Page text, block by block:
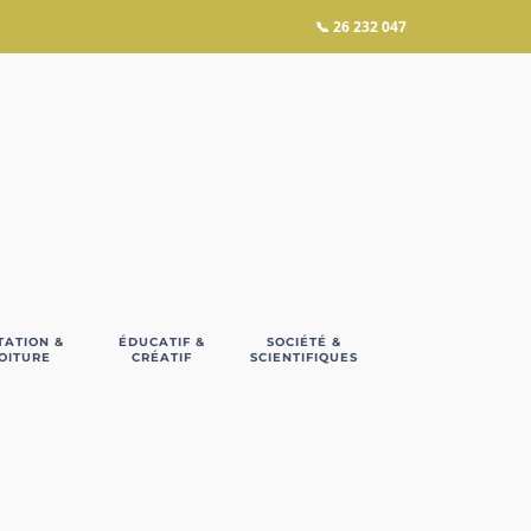
📞 26 232 047
&
ÉDUCATIF &
CRÉATIF
SOCIÉTÉ &
SCIENTIFIQUES